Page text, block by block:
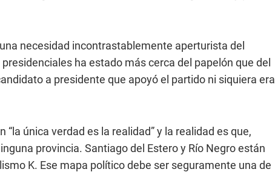
necesidad incontrastablemente aperturista del
ha estado más cerca del papelón que del
a presidente que apoyó el partido ni siquiera era
única verdad es la realidad” y la realidad es que,
provincia. Santiago del Estero y Río Negro están
K. Ese mapa político debe ser seguramente una de